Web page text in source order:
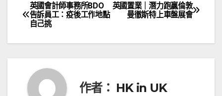
文
章
覽
英國置業｜潛力跑贏倫敦
曼徹斯特上車盤展會
英國會計師事務所BDO
告訴員工：疫後工作地點
自己挑
作者： HK in UK